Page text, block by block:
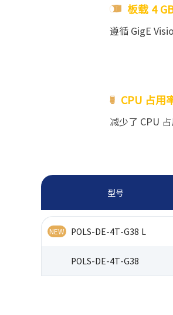
板载 4
遵循 GigE
CPU 占用
减少了 CPU
型号
NEW POLS-DE-4T-G38 L
POLS-DE-4T-G38